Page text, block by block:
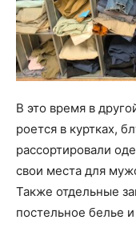
В это время в
роется в куртках,
рассортировали
свои места для
Также отдельные
постельное белье